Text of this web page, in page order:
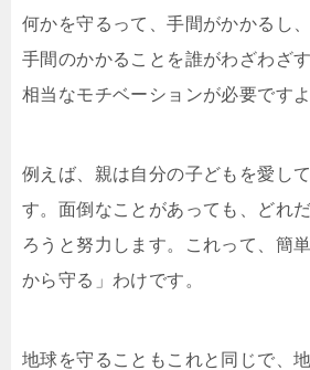
何かを守るって、手間がかかるし
手間のかかることを誰がわざわざ
相当なモチベーションが必要ですよ
例えば、親は自分の子どもを愛し
す。面倒なことがあっても、どれ
ろうと努力します。これって、簡
から守る」わけです。
地球を守ることもこれと同じで、